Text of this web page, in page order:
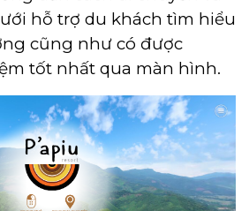
hỗ trợ du khách tìm hiểu
cũng như có được
tốt nhất qua màn hình.